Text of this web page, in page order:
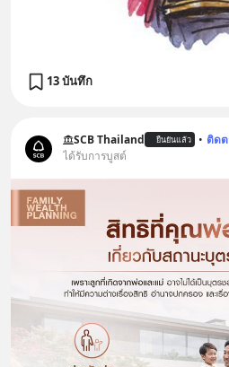
13 บันทึก
SCB Thailand ยืนยันแล้ว • ติด
ได้รับการบูสต์